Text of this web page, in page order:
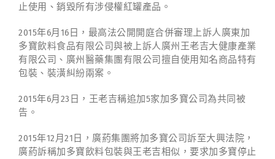
止使用、銷毀所有涉侵權紅罐產品。
2015年6月16日，最高法公開開庭合併審理上訴人廣東加
多寶飲料食品有限公司與被上訴人廣州王老吉大健康產業
有限公司、廣州醫藥集團有限公司擅自使用知名商品特有
包裝、裝潢糾紛兩案。
2015年6月23日，王老吉稱追加5家加多寶公司為共同被
告。
2015年12月21日，廣葯集團將加多寶公司訴至大興法院，
廣葯訴稱加多寶飲料包裝與王老吉相似，要求加多寶停止